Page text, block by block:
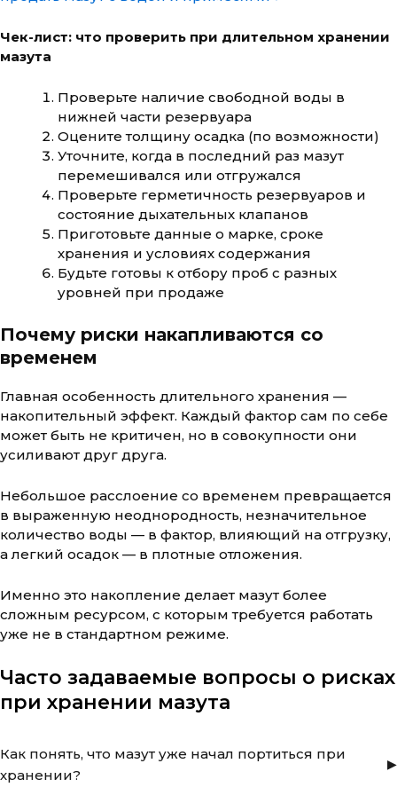
Чек-лист: что проверить при длительном хранении
мазута
Проверьте наличие свободной воды в
нижней части резервуара
Оцените толщину осадка (по возможности)
Уточните, когда в последний раз мазут
перемешивался или отгружался
Проверьте герметичность резервуаров и
состояние дыхательных клапанов
Приготовьте данные о марке, сроке
хранения и условиях содержания
Будьте готовы к отбору проб с разных
уровней при продаже
Почему риски накапливаются со
временем
Главная особенность длительного хранения —
накопительный эффект. Каждый фактор сам по себе
может быть не критичен, но в совокупности они
усиливают друг друга.
Небольшое расслоение со временем превращается
в выраженную неоднородность, незначительное
количество воды — в фактор, влияющий на отгрузку,
а легкий осадок — в плотные отложения.
Именно это накопление делает мазут более
сложным ресурсом, с которым требуется работать
уже не в стандартном режиме.
Часто задаваемые вопросы о рисках
при хранении мазута
Как понять, что мазут уже начал портиться при
хранении?